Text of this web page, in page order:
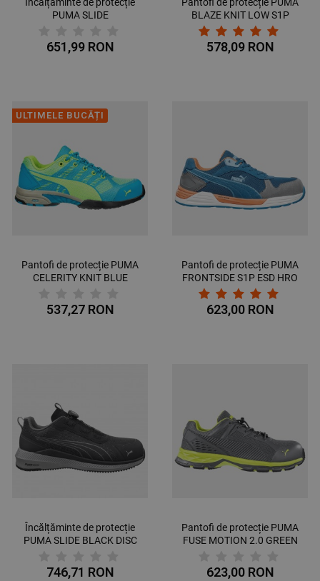
PUMA SLIDE
FO HRO SR
651,99 RON
BLAZE KNIT LOW S1P
HRO SRC
578,09 RON
ULTIMELE BUCĂȚI
Pantofi de protecție PUMA
CELERITY KNIT BLUE
537,27 RON
Pantofi de protecție PUMA
FRONTSIDE S1P ESD HRO
SRC
623,00 RON
Încălțăminte de protecție
PUMA SLIDE BLACK DISC
SR
746,71 RON
Pantofi de protecție PUMA
FUSE MOTION 2.0 GREEN
623,00 RON